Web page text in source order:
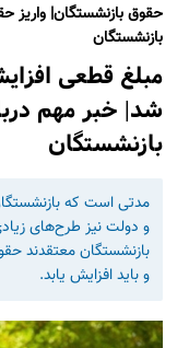
حقوق بازنشستگان| واریز
بازنشستگان
مبلغ قطعی
شد| خبر مهم
بازنشستگان
مدتی است که
و دولت نیز طرح‌های
بازنشستگان معتقدند
و باید افزایش یابد.